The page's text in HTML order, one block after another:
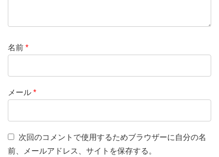
名前 *
メール *
次回のコメントで使用するためブラウザーに自分の名
前、メールアドレス、サイトを保存する。